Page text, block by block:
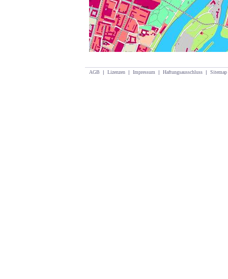
AGB | Lizenzen | Impressum | Haftungsausschluss | Sitemap